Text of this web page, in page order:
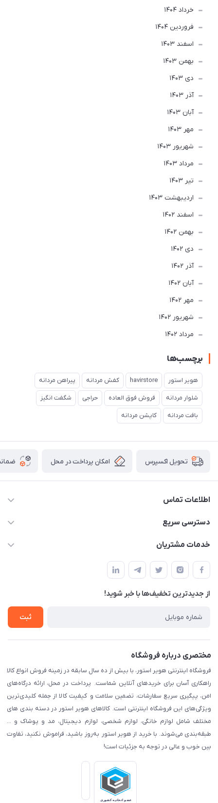
خرداد 1404
فروردین 1404
اسفند 1403
بهمن 1403
دی 1403
آذر 1403
آبان 1403
مهر 1403
شهریور 1403
مرداد 1403
تير 1403
ارديبهشت 1403
اسفند 1402
بهمن 1402
دی 1402
آذر 1402
آبان 1402
مهر 1402
شهریور 1402
مرداد 1402
برچسب‌ها
هویر استور havirstore کفش مردانه پیراهن مردانه
شلوار مردانه فروش فوق العاده حراجی شگفت انگیز
بافت مردانه کاپشن مردانه
تحویل اکسپرس امکان پرداخت در محل
اطلاعات تماس
05191001370
دسترسی سریع
حساب کاربری
لیست محصولات
درباره ما
خدمات مشتریان
پیگیری سفارش
قوانین و مقرارت
حریم خصوصی
راهنما
از جدید‌ترین تخفیف‌ها با‌ خبر شوید!
ثبت
مختصری درباره فروشگاه
فروشگاه اینترنتی هویر استور، با بیش از ده سال سابقه در زمینه فروش انواع کالا
راهکاری آسان برای خریدهای آنلاین شماست. پرداخت در محل، ارائه درگاه‌های
امن، پیگیری سریع سفارشات، تضمین سلامت و کیفیت کالا از جمله کلیدی‌ترین
ویژگی‌های این فروشگاه اینترنتی است. کالاهای هویر استور در دسته بندی های
مختلف شامل لوازم خانگی، لوازم شخصی، لوازم دیجیتال، مد و پوشاک و ...
طبقه‌بندی می‌شوند. با خرید از هویر استور به‌روز باشید، فراموش نکنید، تفاوت
بین خوب و عالی در توجه به جزئیات است!